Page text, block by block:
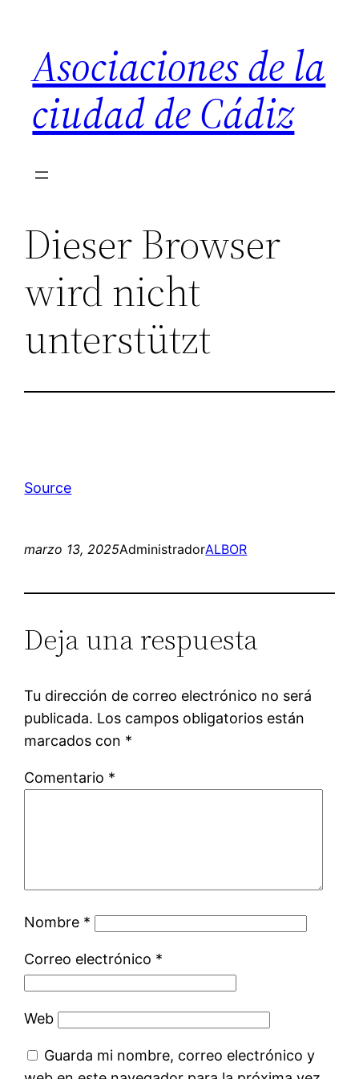
contenido
Asociaciones de la
ciudad de Cádiz
Dieser Browser
wird nicht
unterstützt
Source
marzo 13, 2025AdministradorALBOR
Deja una respuesta
Tu dirección de correo electrónico no será
publicada. Los campos obligatorios están
marcados con *
Comentario *
Nombre *
Correo electrónico *
Web
Guarda mi nombre, correo electrónico y